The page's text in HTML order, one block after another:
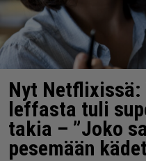
Nyt Netflixissä:
leffasta tuli
takia – ”Joko
pesemään